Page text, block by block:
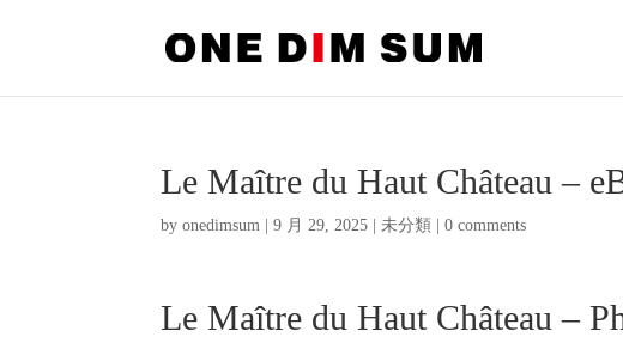
Le Maître du Haut Château –
byonedimsum |9 月 29, 2025 |未分類 |0 comments
Le Maître du Haut Château –